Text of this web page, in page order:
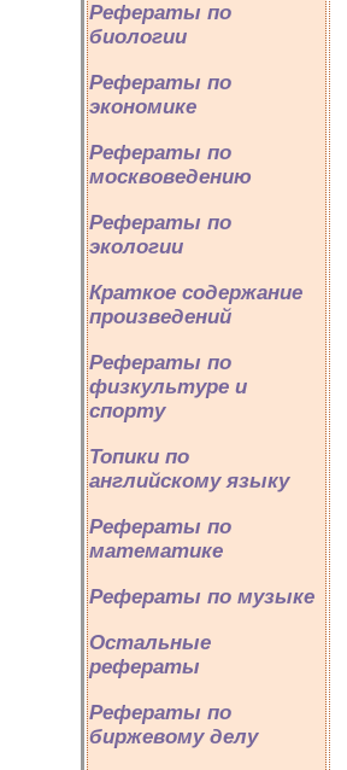
Рефераты по
биологии
Рефераты по
экономике
Рефераты по
москвоведению
Рефераты по
экологии
Краткое содержание
произведений
Рефераты по
физкультуре и
спорту
Топики по
английскому языку
Рефераты по
математике
Рефераты по музыке
Остальные
рефераты
Рефераты по
биржевому делу